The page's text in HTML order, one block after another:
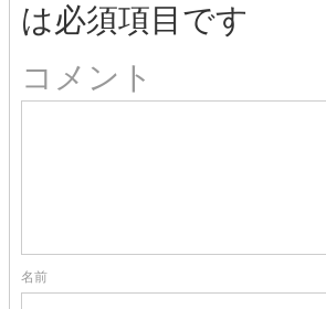
は必須項目です
コメント
名前